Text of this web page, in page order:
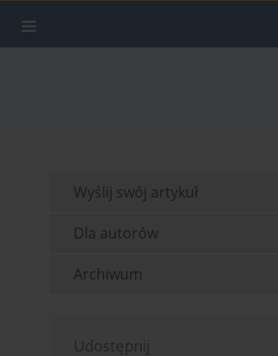
Wyślij swój artykuł
Dla autorów
Archiwum
Udostępnij